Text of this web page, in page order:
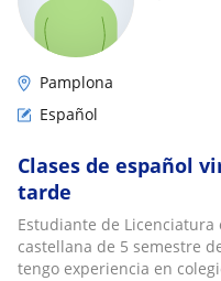
Pamplona
Español
Clases de español
tarde
Estudiante de
castellana de 5 semestre
tengo experiencia en